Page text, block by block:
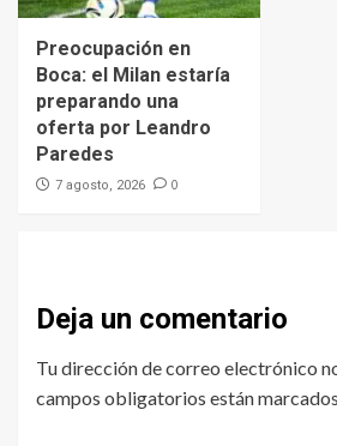
Preocupación en
Boca: el Milan estaría
preparando una
oferta por Leandro
Paredes
7 agosto, 2026 0
Deja un comentario
Tu dirección de correo electrónico
campos obligatorios están